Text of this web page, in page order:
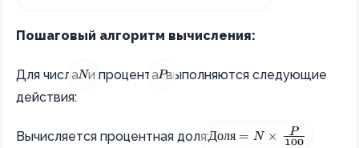
Пошаговый алгоритм вычисления:
Для числаN
Nи процентаP
Pвыполняются следующие
действия:
Вычисляется процентная доля:\text{Доля} = N ×
Доля = N × 100
P